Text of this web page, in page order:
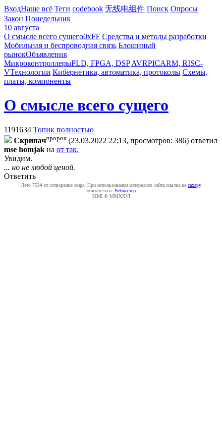
ВходНаше всё Теги codebook 无线电组件 Поиск Опросы
Закон Понедельник
10 августа
О смысле всего сущего0xFF Средства и методы разработки
Мобильная и беспроводная связь Блошиный
рынокОбъявления
МикроконтроллерыPLD, FPGA, DSP AVRPICARM, RISC-
VТехнологии Кибернетика, автоматика, протоколы Схемы,
платы, компоненты
О смысле всего сущего
1191634 Топик полностью
Cкpипaчпророк (23.03.2022 22:13, просмотров: 386) ответил
mse homjak на от так.
Увидим.
... но не любой ценой.
Ответить
Лето 7534 от сотворения мира. При использовании материалов сайта ссылка на caxapу
обязательна. Вебмастер
MMI © MMXXVI